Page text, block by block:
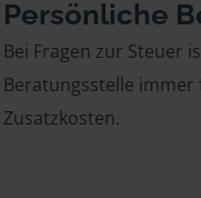
Persönliche
Bei Fragen zur Steuer
Beratungsstelle immer
Zusatzkosten.